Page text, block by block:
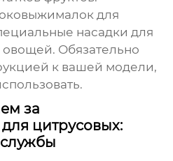
для
насадки для
Обязательно
к вашей модели,
за
цитрусовых: